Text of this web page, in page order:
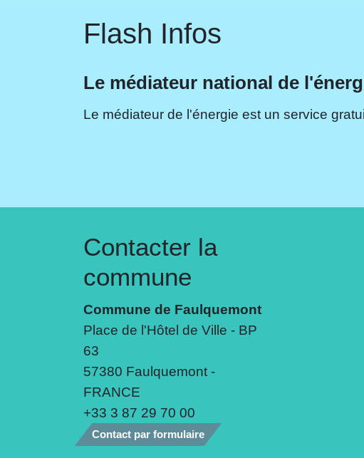
Flash Infos
Le médiateur national de
Le médiateur de l'énergie est un service
Contacter la
commune
Commune de Faulquemont
Place de l'Hôtel de Ville - BP
63
57380 Faulquemont -
FRANCE
+33 3 87 29 70 00
Contact par formulaire